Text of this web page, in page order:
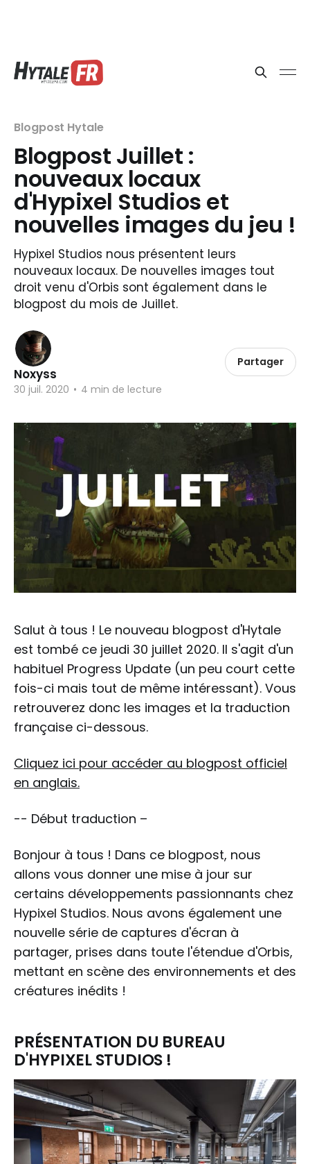
Blogpost Hytale
Blogpost Juillet :
nouveaux locaux
d'Hypixel Studios et
nouvelles images du jeu !
Hypixel Studios nous présentent leurs
nouveaux locaux. De nouvelles images tout
droit venu d'Orbis sont également dans le
blogpost du mois de Juillet.
Noxyss
30 juil. 2020 • 4 min de lecture
Partager
Salut à tous ! Le nouveau blogpost d'Hytale
est tombé ce jeudi 30 juillet 2020. Il s'agit d'un
habituel Progress Update (un peu court cette
fois-ci mais tout de même intéressant). Vous
retrouverez donc les images et la traduction
française ci-dessous.
Cliquez ici pour accéder au blogpost officiel
en anglais.
-- Début traduction –
Bonjour à tous ! Dans ce blogpost, nous
allons vous donner une mise à jour sur
certains développements passionnants chez
Hypixel Studios. Nous avons également une
nouvelle série de captures d'écran à
partager, prises dans toute l'étendue d'Orbis,
mettant en scène des environnements et des
créatures inédits !
PRÉSENTATION DU BUREAU
D'HYPIXEL STUDIOS !